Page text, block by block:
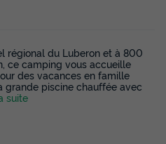
régional du Luberon et à 800
ce camping vous accueille
des vacances en famille
grande piscine chauffée avec
suite